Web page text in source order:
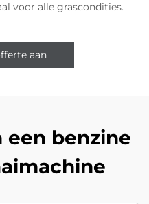
voor alle grascondities.
aan
een benzine